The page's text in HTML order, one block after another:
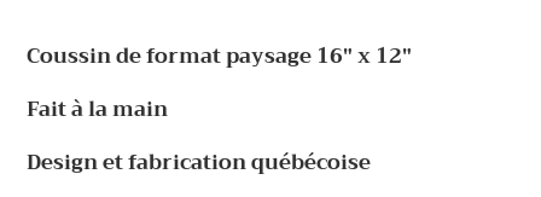
d'un
à
panier
Coussin de format paysage 16" x 12"
Fait à la main
Design et fabrication québécoise